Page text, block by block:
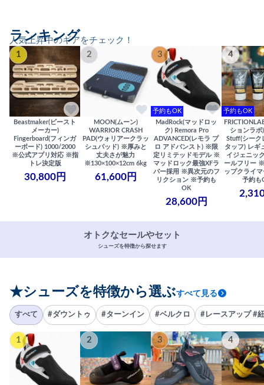
人気上昇中のギアをチェック！
ランキング
1
Beastmaker(ビースト
メーカー)
Fingerboard(フィンガ
ーボード) 1000/2000
※公式アプリ対応 ※指
トレ決定版
30,800円
2
MOON(ムーン)
WARRIOR CRASH
PAD(ウォリアークラッ
シュパッド) ※厚みと
丈夫さが魅力
※130×100×12cm 6kg
61,600円
3
予約もOK
MadRock(マッドロッ
ク) Remora Pro
ADVANCED(レモラ プ
ロ アドバンスト) ※限
定リミテッドモデル ※
マッドロック最強XFラ
バー採用 ※異次元のフ
リクション ※予約も
OK
28,600円
4
予約もOK
ションラボ
Stuff(シーク
タッフ) レギ
イジェニッ
ールフリー
ップクライ
予約も
オトクなセールやセット
シューズを特徴から探せます
★シューズを特徴から選ぶすべて見る
すべて #ダウントゥ #ターンイン #ベルクロ #レースアップ #
1 2 3 4